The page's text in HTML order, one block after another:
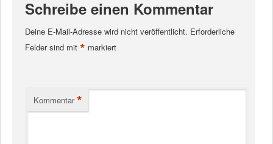
Schreibe einen Kommentar
Deine E-Mail-Adresse wird nicht veröffentlicht. Erforderliche
Felder sind mit * markiert
Kommentar *